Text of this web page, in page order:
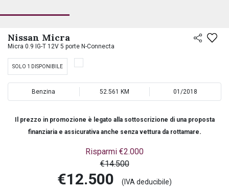
Nissan Micra
Micra 0.9 IG-T 12V 5 porte N-Connecta
SOLO 1 DISPONIBILE
Benzina 52.561 KM 01/2018
Il prezzo in promozione è legato alla sottoscrizione di una proposta
finanziaria e assicurativa anche senza vettura da rottamare.
Risparmi €2.000
€14.500
€12.500 (IVA deducibile)